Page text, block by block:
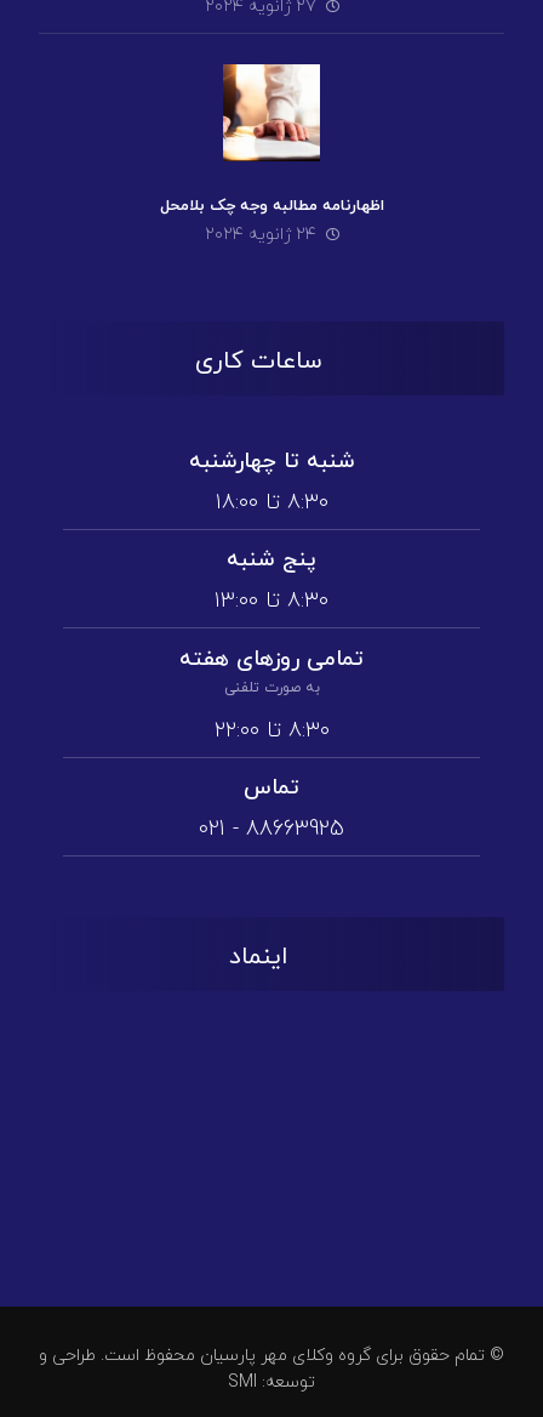
۲۷ ژانویه ۲۰۲۴
اظهارنامه مطالبه وجه چک بلامحل
۲۴ ژانویه ۲۰۲۴
ساعات کاری
شنبه تا چهارشنبه
۸:۳۰ تا ۱۸:۰۰
پنج شنبه
۸:۳۰ تا ۱3:۰۰
تمامی روز‌های هفته
به صورت تلفنی
۸:۳۰ تا ۲۲:۰۰
تماس
88663925 - 021
اینماد
© تمام حقوق برای گروه وکلای مهر پارسیان محفوظ است. طراحی و
توسعه: SMI